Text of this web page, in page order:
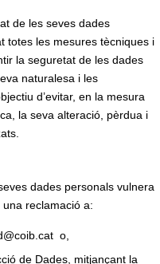
de les seves dades
totes les mesures tècniques i
la seguretat de les dades
naturalesa i les
d’evitar, en la mesura
la seva alteració, pèrdua i
dades personals vulnera
reclamació a:
o,
de Dades, mitjançant la